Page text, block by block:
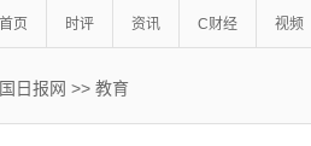
页 时评 资讯 C财经 视频
日报网 >> 教育